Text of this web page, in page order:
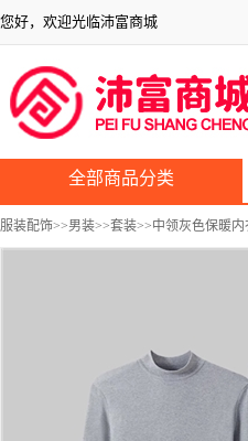
您好，欢迎光临沛富商城
全部商品分类
服装配饰>>男装>>套装>>中领灰色保暖内